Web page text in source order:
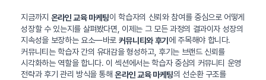
지금까지 온라인 교육 마케팅이 학습자의 신뢰와 참여를 중심으로 어떻게
성장할 수 있는지를 살펴봤다면, 이제는 그 모든 과정의 결과이자 성장의
지속성을 보장하는 요소—바로 커뮤니티와 후기 에 주목해야 합니다.
커뮤니티는 학습자 간의 유대감을 형성하고, 후기는 브랜드 신뢰를
시각화하는 역할을 합니다. 이 섹션에서는 학습자 중심의 커뮤니티 운영
전략과 후기 관리 방식을 통해온라인 교육 마케팅의 선순환 구조를